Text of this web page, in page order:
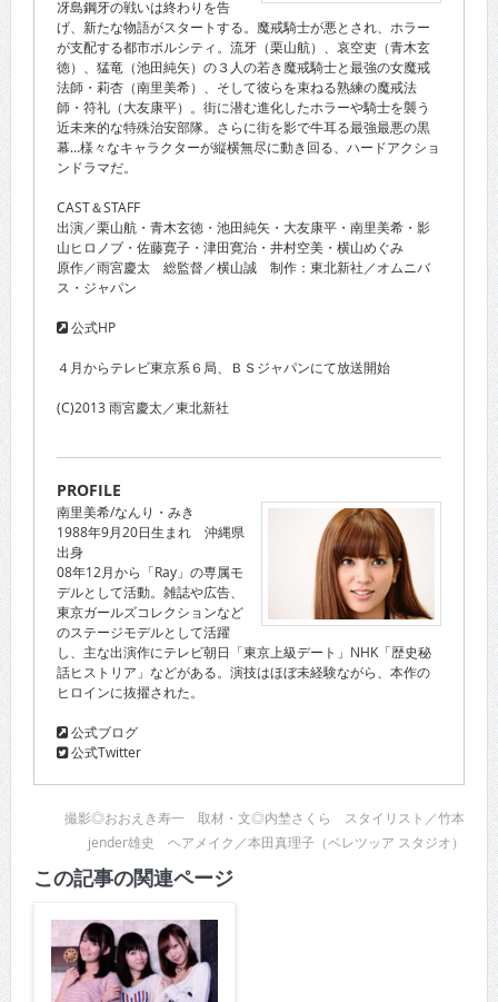
冴島鋼牙の戦いは終わりを告
げ、新たな物語がスタートする。魔戒騎士が悪とされ、ホラー
が支配する都市ボルシティ。流牙（栗山航）、哀空吏（青木玄
徳）、猛竜（池田純矢）の３人の若き魔戒騎士と最強の女魔戒
法師・莉杏（南里美希）、そして彼らを束ねる熟練の魔戒法
師・符礼（大友康平）。街に潜む進化したホラーや騎士を襲う
近未来的な特殊治安部隊。さらに街を影で牛耳る最強最悪の黒
幕…様々なキャラクターが縦横無尽に動き回る、ハードアクショ
ンドラマだ。
CAST＆STAFF
出演／栗山航・青木玄徳・池田純矢・大友康平・南里美希・影
山ヒロノブ・佐藤寛子・津田寛治・井村空美・横山めぐみ
原作／雨宮慶太 総監督／横山誠 制作：東北新社／オムニバ
ス・ジャパン
公式HP
４月からテレビ東京系６局、ＢＳジャパンにて放送開始
(C)2013 雨宮慶太／東北新社
PROFILE
南里美希/なんり・みき
1988年9月20日生まれ 沖縄県
出身
08年12月から「Ray」の専属モ
デルとして活動。雑誌や広告、
東京ガールズコレクションなど
のステージモデルとして活躍
し、主な出演作にテレビ朝日「東京上級デート」NHK「歴史秘
話ヒストリア」などがある。演技はほぼ未経験ながら、本作の
ヒロインに抜擢された。
公式ブログ
公式Twitter
撮影◎おおえき寿一 取材・文◎内埜さくら スタイリスト／竹本
jender雄史 ヘアメイク／本田真理子（ベレツッア スタジオ）
この記事の関連ページ